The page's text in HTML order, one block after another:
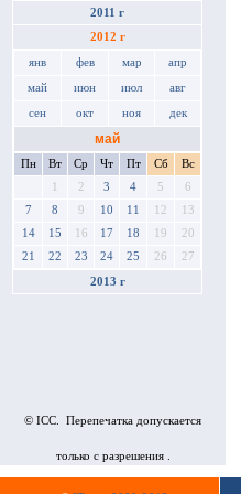
2011 г
2012 г
янв фев мар апр
май июн июл авг
сен окт ноя дек
май
Пн Вт Ср Чт Пт Сб
Вс
1
2 3 4 5
6
7
8 9 10 11 12
13
14
15 16 17 18 19
20
21
22 23 24 25 26 27
2013 г
© ICC. Перепечатка допускается
только с разрешения .